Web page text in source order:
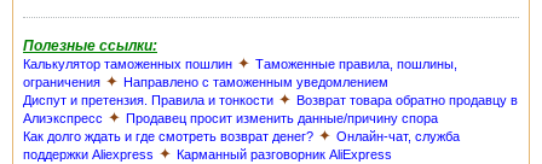
Полезные ссылки:
Калькулятор таможенных пошлин ✦ Таможенные правила, пошлины,
ограничения ✦ Направлено с таможенным уведомлением
Диспут и претензия. Правила и тонкости ✦ Возврат товара обратно продавцу в
Алиэкспресс ✦ Продавец просит изменить данные/причину спора
Как долго ждать и где смотреть возврат денег? ✦ Онлайн-чат, служба
поддержки Aliexpress ✦ Карманный разговорник AliExpress